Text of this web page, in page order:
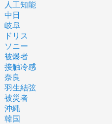
人工知能
中日
岐阜
ドリス
ソニー
被爆者
接触冷感
奈良
羽生結弦
被災者
沖縄
韓国